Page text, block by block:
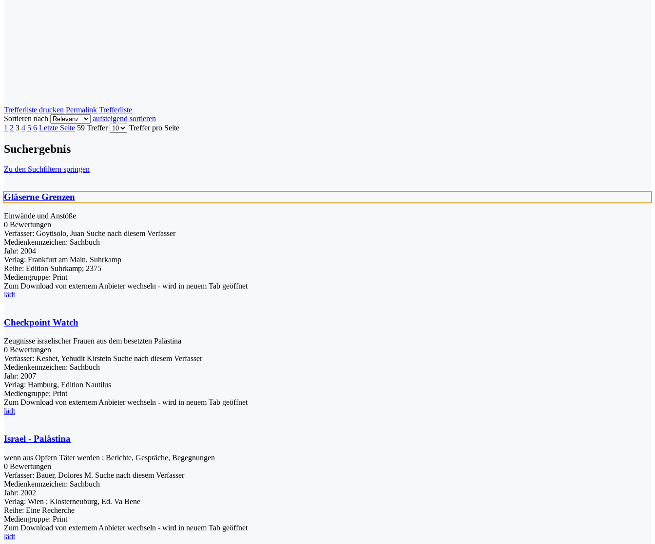
Trefferliste drucken Permalink Trefferliste
Sortieren nach
aufsteigend sortieren
1 2 3 4 5 6 Letzte Seite 59 Treffer Treffer pro Seite
Suchergebnis
Zu den Suchfiltern springen
Gläserne Grenzen
Einwände und Anstöße
0 Bewertungen
Verfasser: Goytisolo, Juan Suche nach diesem Verfasser
Medienkennzeichen: Sachbuch
Jahr: 2004
Verlag: Frankfurt am Main, Suhrkamp
Reihe: Edition Suhrkamp; 2375
Mediengruppe: Print
Zum Download von externem Anbieter wechseln - wird in neuem Tab geöffnet
lädt
Checkpoint Watch
Zeugnisse israelischer Frauen aus dem besetzten Palästina
0 Bewertungen
Verfasser: Keshet, Yehudit Kirstein Suche nach diesem Verfasser
Medienkennzeichen: Sachbuch
Jahr: 2007
Verlag: Hamburg, Edition Nautilus
Mediengruppe: Print
Zum Download von externem Anbieter wechseln - wird in neuem Tab geöffnet
lädt
Israel - Palästina
wenn aus Opfern Täter werden ; Berichte, Gespräche, Begegnungen
0 Bewertungen
Verfasser: Bauer, Dolores M. Suche nach diesem Verfasser
Medienkennzeichen: Sachbuch
Jahr: 2002
Verlag: Wien ; Klosterneuburg, Ed. Va Bene
Reihe: Eine Recherche
Mediengruppe: Print
Zum Download von externem Anbieter wechseln - wird in neuem Tab geöffnet
lädt